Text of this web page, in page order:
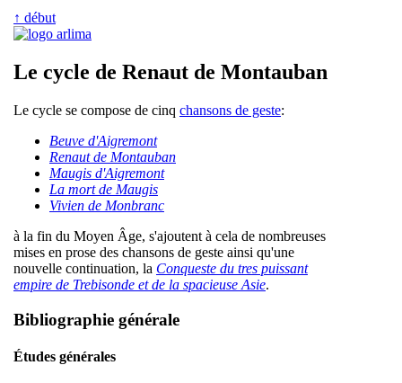
↑ début
Le cycle de Renaut de Montauban
Le cycle se compose de cinq chansons de geste:
Beuve d'Aigremont
Renaut de Montauban
Maugis d'Aigremont
La mort de Maugis
Vivien de Monbranc
à la fin du Moyen Âge, s'ajoutent à cela de nombreuses
mises en prose des chansons de geste ainsi qu'une
nouvelle continuation, la Conqueste du tres puissant
empire de Trebisonde et de la spacieuse Asie.
Bibliographie générale
Études générales